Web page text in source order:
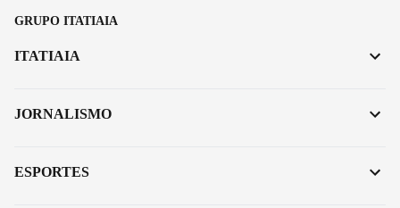
GRUPO ITATIAIA
ITATIAIA
JORNALISMO
ESPORTES